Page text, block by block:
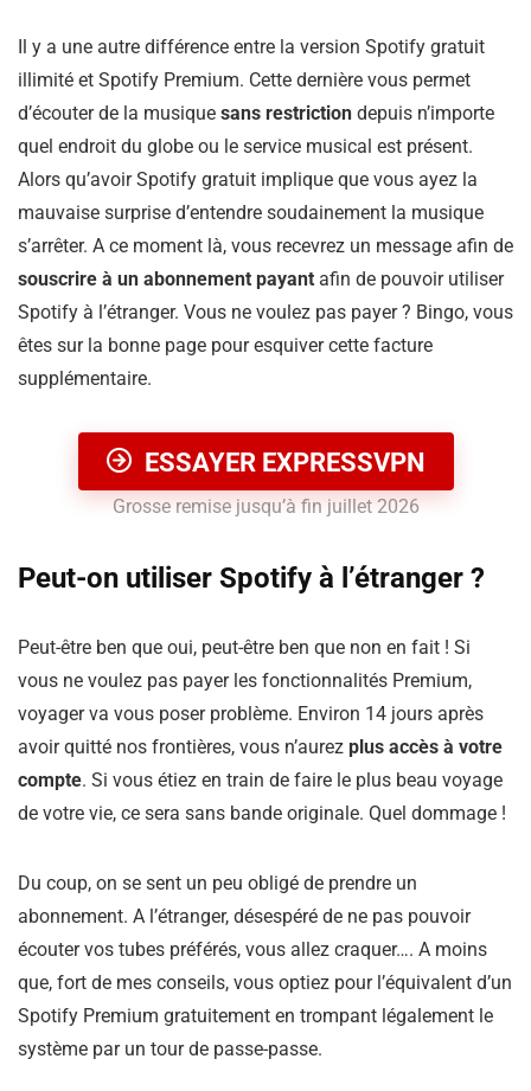
Il y a une autre différence entre la version Spotify gratuit
illimité et Spotify Premium. Cette dernière vous permet
d’écouter de la musique sans restriction depuis n’importe
quel endroit du globe ou le service musical est présent.
Alors qu’avoir Spotify gratuit implique que vous ayez la
mauvaise surprise d’entendre soudainement la musique
s’arrêter. A ce moment là, vous recevrez un message afin de
souscrire à un abonnement payant afin de pouvoir utiliser
Spotify à l’étranger. Vous ne voulez pas payer ? Bingo, vous
êtes sur la bonne page pour esquiver cette facture
supplémentaire.
ESSAYER EXPRESSVPN
Grosse remise jusqu’à fin juillet 2026
Peut-on utiliser Spotify à l’étranger ?
Peut-être ben que oui, peut-être ben que non en fait ! Si
vous ne voulez pas payer les fonctionnalités Premium,
voyager va vous poser problème. Environ 14 jours après
avoir quitté nos frontières, vous n’aurez plus accès à votre
compte. Si vous étiez en train de faire le plus beau voyage
de votre vie, ce sera sans bande originale. Quel dommage !
Du coup, on se sent un peu obligé de prendre un
abonnement. A l’étranger, désespéré de ne pas pouvoir
écouter vos tubes préférés, vous allez craquer…. A moins
que, fort de mes conseils, vous optiez pour l’équivalent d’un
Spotify Premium gratuitement en trompant légalement le
système par un tour de passe-passe.